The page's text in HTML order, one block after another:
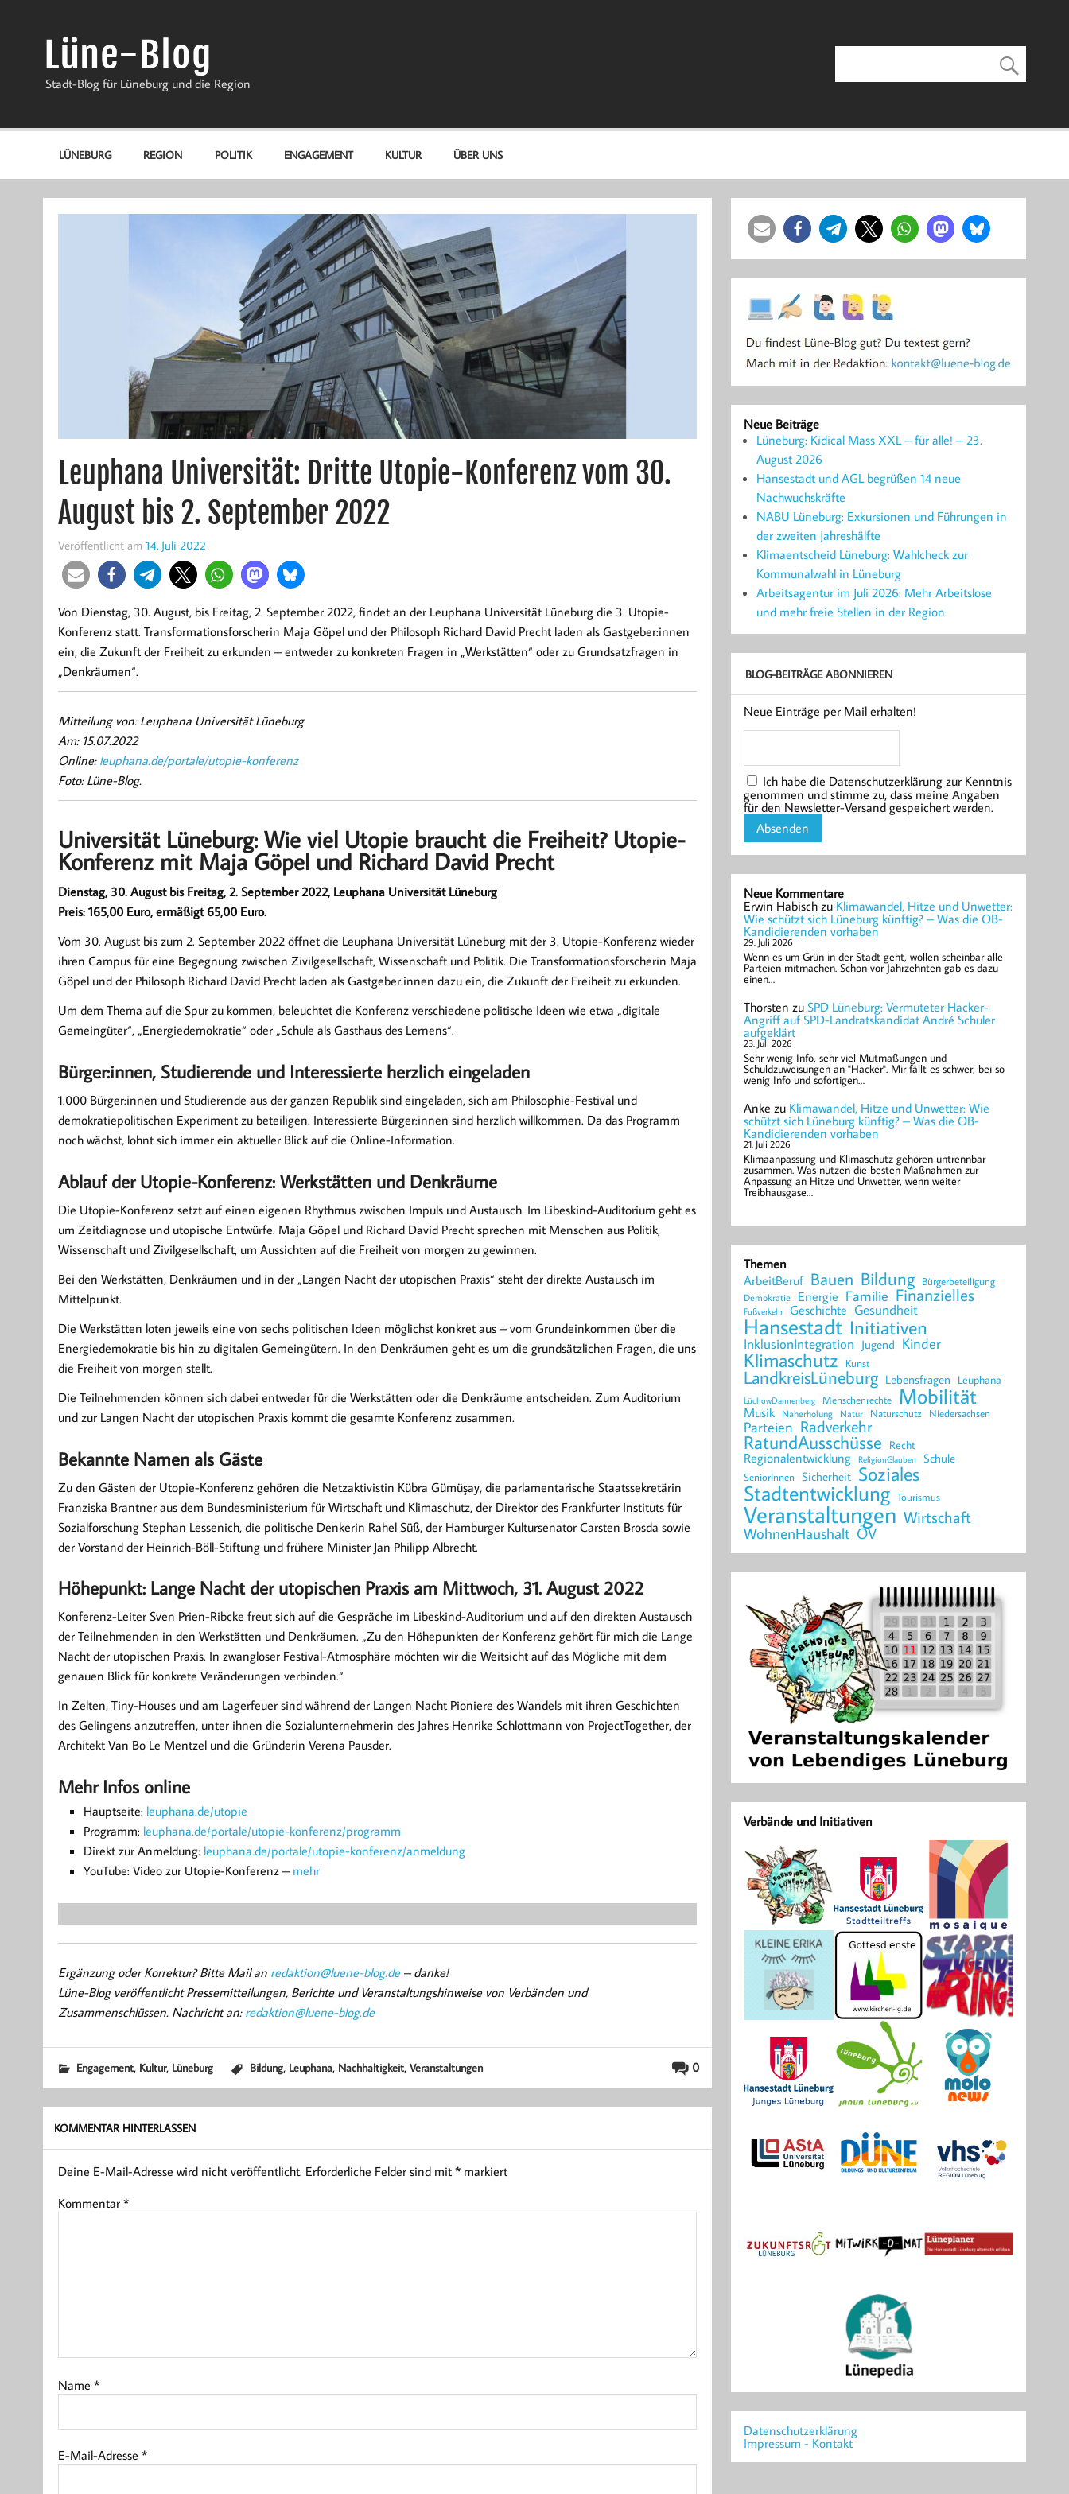
Lüne-Blog
Stadt-Blog für Lüneburg und die Region
LÜNEBURG REGION POLITIK ENGAGEMENT KULTUR ÜBER UNS
Leuphana Universität: Dritte Utopie-Konferenz vom 30.
August bis 2. September 2022
Veröffentlicht am 14. Juli 2022
Von Dienstag, 30. August, bis Freitag, 2. September 2022, findet an der Leuphana Universität Lüneburg die 3. Utopie-
Konferenz statt. Transformationsforscherin Maja Göpel und der Philosoph Richard David Precht laden als Gastgeber:innen
ein, die Zukunft der Freiheit zu erkunden – entweder zu konkreten Fragen in „Werkstätten“ oder zu Grundsatzfragen in
„Denkräumen“.
Mitteilung von: Leuphana Universität Lüneburg
Am: 15.07.2022
Online: leuphana.de/portale/utopie-konferenz
Foto: Lüne-Blog.
Universität Lüneburg: Wie viel Utopie braucht die Freiheit? Utopie-
Konferenz mit Maja Göpel und Richard David Precht
Dienstag, 30. August bis Freitag, 2. September 2022, Leuphana Universität Lüneburg
Preis: 165,00 Euro, ermäßigt 65,00 Euro.
Vom 30. August bis zum 2. September 2022 öffnet die Leuphana Universität Lüneburg mit der 3. Utopie-Konferenz wieder
ihren Campus für eine Begegnung zwischen Zivilgesellschaft, Wissenschaft und Politik. Die Transformationsforscherin Maja
Göpel und der Philosoph Richard David Precht laden als Gastgeber:innen dazu ein, die Zukunft der Freiheit zu erkunden.
Um dem Thema auf die Spur zu kommen, beleuchtet die Konferenz verschiedene politische Ideen wie etwa „digitale
Gemeingüter“, „Energiedemokratie“ oder „Schule als Gasthaus des Lernens“.
Bürger:innen, Studierende und Interessierte herzlich eingeladen
1.000 Bürger:innen und Studierende aus der ganzen Republik sind eingeladen, sich am Philosophie-Festival und
demokratiepolitischen Experiment zu beteiligen. Interessierte Bürger:innen sind herzlich willkommen. Da das Programm
noch wächst, lohnt sich immer ein aktueller Blick auf die Online-Information.
Ablauf der Utopie-Konferenz: Werkstätten und Denkräume
Die Uto­pie-Kon­fe­renz setzt auf ei­nen ei­ge­nen Rhyth­mus zwi­schen Im­puls und Aus­tausch. Im Libeskind-Auditorium geht es
um Zeitdiagnose und utopische Entwürfe. Maja Göpel und Richard David Precht sprechen mit Menschen aus Politik,
Wissenschaft und Zivilgesellschaft, um Aussichten auf die Freiheit von morgen zu gewinnen.
Bei den Werkstätten, Denkräumen und in der „Langen Nacht der utopischen Praxis“ steht der direkte Austausch im
Mittelpunkt.
Die Werkstätten loten jeweils eine von sechs politischen Ideen möglichst konkret aus – vom Grundeinkommen über die
Energiedemokratie bis hin zu digitalen Gemeingütern. In den Denkräumen geht es um die grundsätzlichen Fragen, die uns
die Freiheit von morgen stellt.
Die Teilnehmenden können sich dabei entweder für die Werkstätten oder die Denkräume entscheiden. Zum Auditorium
und zur Langen Nacht der utopischen Praxis kommt die gesamte Konferenz zusammen.
Bekannte Namen als Gäste
Zu den Gästen der Utopie-Konferenz gehören die Netzaktivistin Kübra Gümüşay, die parlamentarische Staatssekretärin
Franziska Brantner aus dem Bundesministerium für Wirtschaft und Klimaschutz, der Direktor des Frankfurter Instituts für
Sozialforschung Stephan Lessenich, die politische Denkerin Rahel Süß, der Hamburger Kultursenator Carsten Brosda sowie
der Vorstand der Heinrich-Böll-Stiftung und frühere Minister Jan Philipp Albrecht.
Höhepunkt: Lange Nacht der utopischen Praxis am Mittwoch, 31. August 2022
Konferenz-Leiter Sven Prien-Ribcke freut sich auf die Gespräche im Libeskind-Auditorium und auf den direkten Austausch
der Teilnehmenden in den Werkstätten und Denkräumen. „Zu den Höhepunkten der Konferenz gehört für mich die Lange
Nacht der utopischen Praxis. In zwangloser Festival-Atmosphäre möchten wir die Weitsicht auf das Mögliche mit dem
genauen Blick für konkrete Veränderungen verbinden.“
In Zelten, Tiny-Houses und am Lagerfeuer sind während der Langen Nacht Pioniere des Wandels mit ihren Geschichten
des Gelingens anzutreffen, unter ihnen die Sozialunternehmerin des Jahres Henrike Schlottmann von ProjectTogether, der
Architekt Van Bo Le Mentzel und die Gründerin Verena Pausder.
Mehr Infos online
Hauptseite: leuphana.de/utopie
Programm: leuphana.de/portale/utopie-konferenz/programm
Direkt zur Anmeldung: leuphana.de/portale/utopie-konferenz/anmeldung
YouTube: Video zur Utopie-Konferenz – mehr
Ergänzung oder Korrektur? Bitte Mail an redaktion@luene-blog.de– danke!
Lüne-Blog veröffentlicht Pressemitteilungen, Berichte und Veranstaltungshinweise von Verbänden und
Zusammenschlüssen. Nachricht an: redaktion@luene-blog.de
0
Engagement, Kultur, Lüneburg Bildung, Leuphana, Nachhaltigkeit, Veranstaltungen
KOMMENTAR HINTERLASSEN
Deine E-Mail-Adresse wird nicht veröffentlicht. Erforderliche Felder sind mit *markiert
Kommentar *
Name *
E-Mail-Adresse *
Neue Beiträge
Lüneburg: Kidical Mass XXL – für alle! – 23.
August 2026
Hansestadt und AGL begrüßen 14 neue
Nachwuchskräfte
NABU Lüneburg: Exkursionen und Führungen in
der zweiten Jahreshälfte
Klimaentscheid Lüneburg: Wahlcheck zur
Kommunalwahl in Lüneburg
Arbeitsagentur im Juli 2026: Mehr Arbeitslose
und mehr freie Stellen in der Region
BLOG-BEITRÄGE ABONNIEREN
Neue Einträge per Mail erhalten!
Ich habe die Datenschutzerklärung zur Kenntnis
genommen und stimme zu, dass meine Angaben
für den Newsletter-Versand gespeichert werden.
Neue Kommentare
Erwin Habisch zu Klimawandel, Hitze und Unwetter:
Wie schützt sich Lüneburg künftig? – Was die OB-
Kandidierenden vorhaben
29. Juli 2026
Wenn es um Grün in der Stadt geht, wollen scheinbar alle
Parteien mitmachen. Schon vor Jahrzehnten gab es dazu
einen…
Thorsten zuSPD Lüneburg: Vermuteter Hacker-
Angriff auf SPD-Landratskandidat André Schuler
aufgeklärt
23. Juli 2026
Sehr wenig Info, sehr viel Mutmaßungen und
Schuldzuweisungen an "Hacker". Mir fällt es schwer, bei so
wenig Info und sofortigen…
Anke zu Klimawandel, Hitze und Unwetter: Wie
schützt sich Lüneburg künftig? – Was die OB-
Kandidierenden vorhaben
21. Juli 2026
Klimaanpassung und Klimaschutz gehören untrennbar
zusammen. Was nützen die besten Maßnahmen zur
Anpassung an Hitze und Unwetter, wenn weiter
Treibhausgase…
Themen
ArbeitBeruf Bauen Bildung Bürgerbeteiligung
Demokratie Energie Familie Finanzielles
Fußverkehr Geschichte Gesundheit
Hansestadt Initiativen
InklusionIntegration Jugend Kinder
Klimaschutz Kunst
LandkreisLüneburg Lebensfragen Leuphana
LüchowDannenberg Menschenrechte Mobilität
Musik Naherholung Natur Naturschutz Niedersachsen
Parteien Radverkehr
RatundAusschüsse Recht
Regionalentwicklung ReligionGlauben Schule
SeniorInnen Sicherheit Soziales
Stadtentwicklung Tourismus
Veranstaltungen Wirtschaft
WohnenHaushalt ÖV
Verbände und Initiativen
Datenschutzerklärung
Impressum - Kontakt